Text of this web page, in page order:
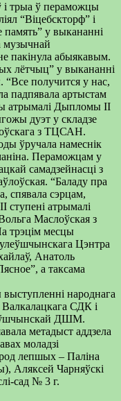
і трыа ў пераможцы
“Віцебскторф” і
у выкананні
музычнай
пакінула абыякавым.
лётчыц” у выкананні
получится у нас,
падпявала артыстам
атрымалі Дыпломы ІІ
дуэт у складзе
з ТЦСАН.
ўручала намеснік
Пераможцам у
самадзейнасці з
“Баладу пра
спявала сэрцам,
атрымалі
Маслоўская з
трэцім месцы
Цэнтра
Анатоль
а таксама
народнага
СДК і
ДШМ.
метадыст аддзела
моладзі
лепшых – Паліна
Аляксей Чарняўскі
сад № 3 г.